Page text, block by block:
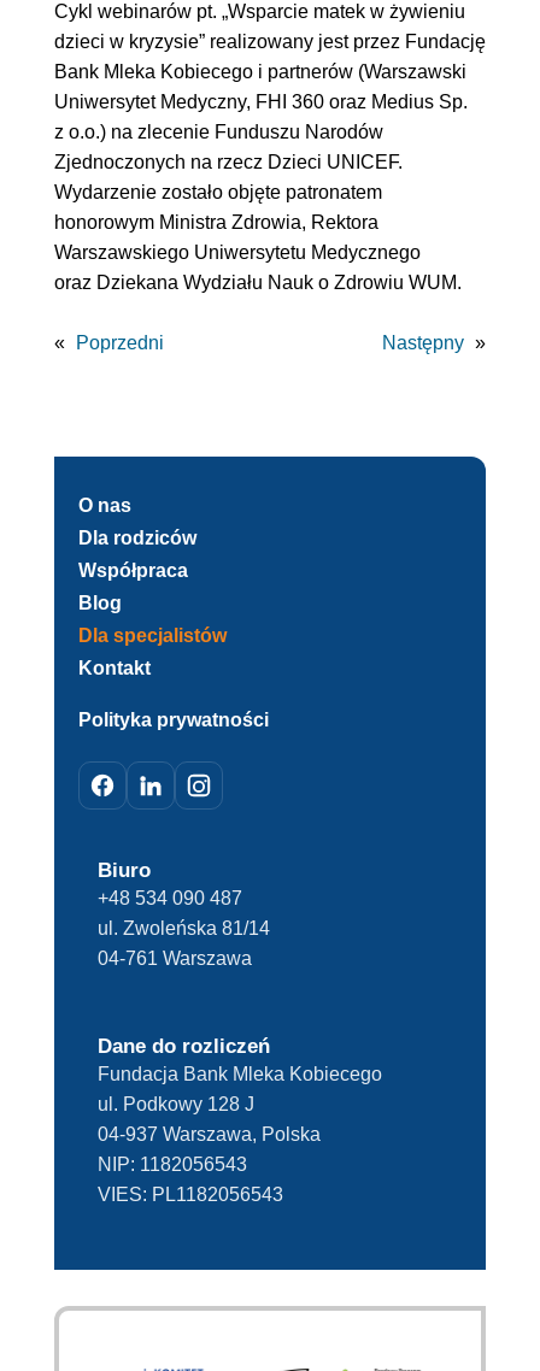
Cykl webinarów pt. „Wsparcie matek w żywieniu
dzieci w kryzysie” realizowany jest przez Fundację
Bank Mleka Kobiecego i partnerów (Warszawski
Uniwersytet Medyczny, FHI 360 oraz Medius Sp.
z o.o.) na zlecenie Funduszu Narodów
Zjednoczonych na rzecz Dzieci UNICEF.
Wydarzenie zostało objęte patronatem
honorowym Ministra Zdrowia, Rektora
Warszawskiego Uniwersytetu Medycznego
oraz Dziekana Wydziału Nauk o Zdrowiu WUM.
« Poprzedni Następny »
O nas
Dla rodziców
Współpraca
Blog
Dla specjalistów
Kontakt
Polityka prywatności
Biuro
+48 534 090 487
ul. Zwoleńska 81/14
04-761 Warszawa
Dane do rozliczeń
Fundacja Bank Mleka Kobiecego
ul. Podkowy 128 J
04-937 Warszawa, Polska
NIP: 1182056543
VIES: PL1182056543